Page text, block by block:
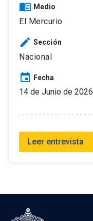
menu_book Medio
El Mercurio
edit Sección
Nacional
event Fecha
14 de Junio de 2026
Leer entrevista